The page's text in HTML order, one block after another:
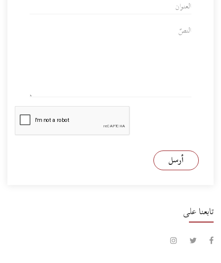
أرسل
تابعنا على